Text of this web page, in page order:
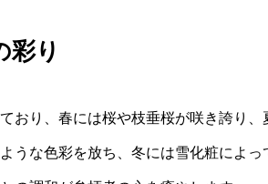
彩り
おり、春には桜や枝垂桜が咲き誇り
うな色彩を放ち、冬には雪化粧によ